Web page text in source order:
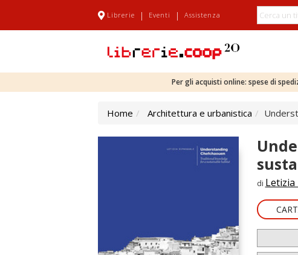
Librerie | Eventi | Assistenza
Per gli acquisti online: spese di
Home Architettura e urbanistica
di Letizia